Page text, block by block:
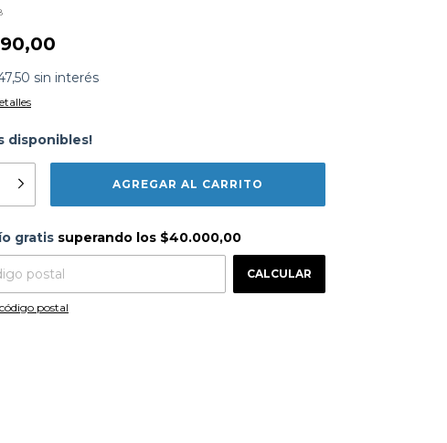
sin interés
disponibles!
$40.000,00
el CP: CAMBIAR CP
gratis superando los $40.000,00
CALCULAR
postal